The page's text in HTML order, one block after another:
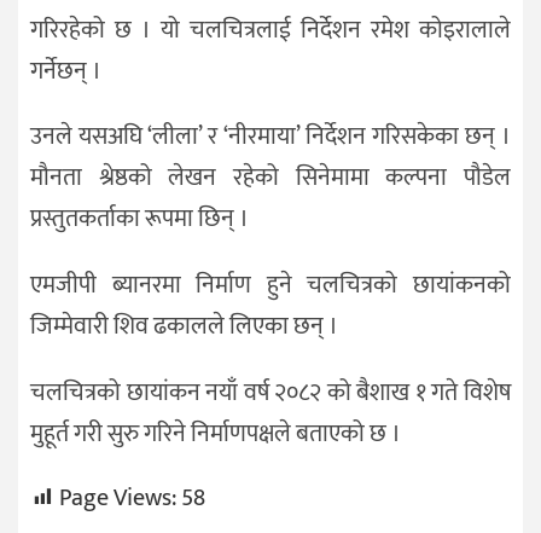
गरिरहेको छ । यो चलचित्रलाई निर्देशन रमेश कोइरालाले
गर्नेछन् ।
उनले यसअघि ‘लीला’ र ‘नीरमाया’ निर्देशन गरिसकेका छन् ।
मौनता श्रेष्ठको लेखन रहेको सिनेमामा कल्पना पौडेल
प्रस्तुतकर्ताका रूपमा छिन् ।
एमजीपी ब्यानरमा निर्माण हुने चलचित्रको छायांकनको
जिम्मेवारी शिव ढकालले लिएका छन् ।
चलचित्रको छायांकन नयाँ वर्ष २०८२ को बैशाख १ गते विशेष
मुहूर्त गरी सुरु गरिने निर्माणपक्षले बताएको छ ।
Page Views:58